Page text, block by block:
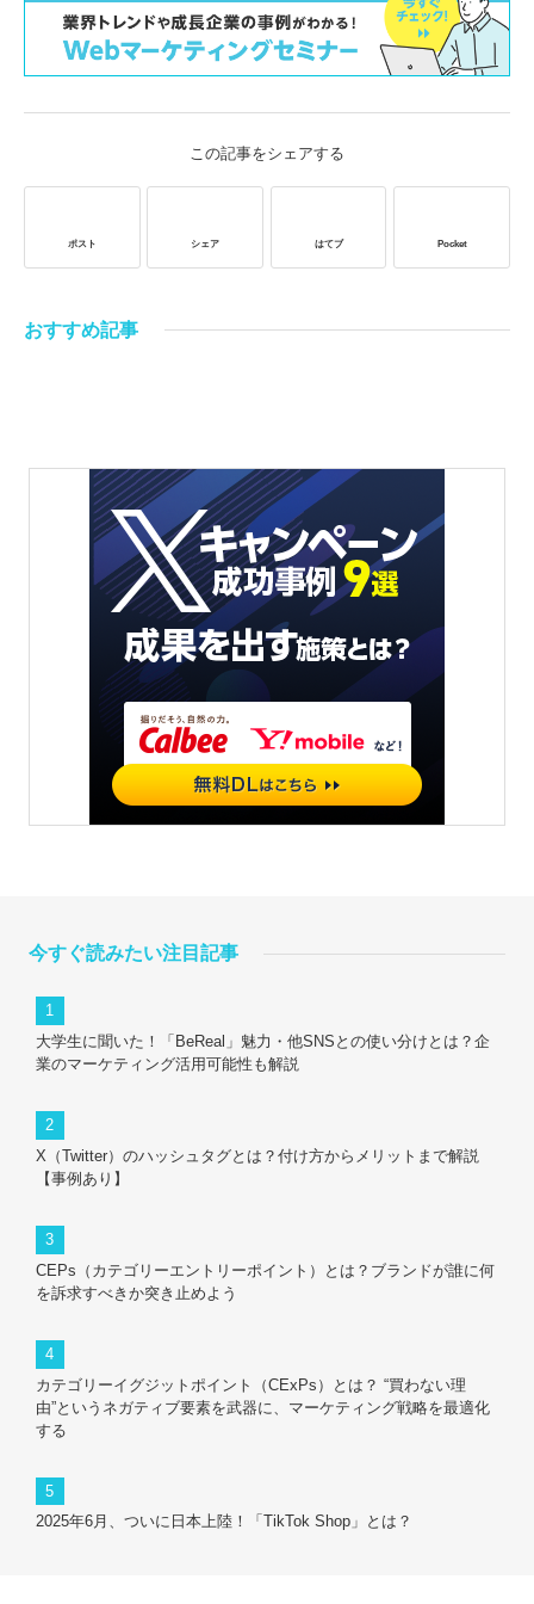
この記事をシェアする
ポスト シェア はてブ Pocket
おすすめ記事
今すぐ読みたい注目記事
大学生に聞いた！「BeReal」魅力・他SNSとの使い分けとは？企
業のマーケティング活用可能性も解説
X（Twitter）のハッシュタグとは？付け方からメリットまで解説
【事例あり】
CEPs（カテゴリーエントリーポイント）とは？ブランドが誰に何
を訴求すべきか突き止めよう
カテゴリーイグジットポイント（CExPs）とは？ “買わない理
由”というネガティブ要素を武器に、マーケティング戦略を最適化
する
2025年6月、ついに日本上陸！「TikTok Shop」とは？